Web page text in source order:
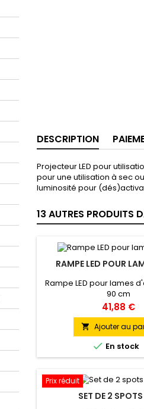
DESCRIPTION
Projecteur LED pour
pour une utilisation à sec
luminosité pour
13 AUTRES PRODUITS
RAMPE LED POUR
Rampe LED pour lames
90 cm
Prix
41,88 €
 Ajouter au
 En stock
Prix réduit
SET DE 2 SPOTS